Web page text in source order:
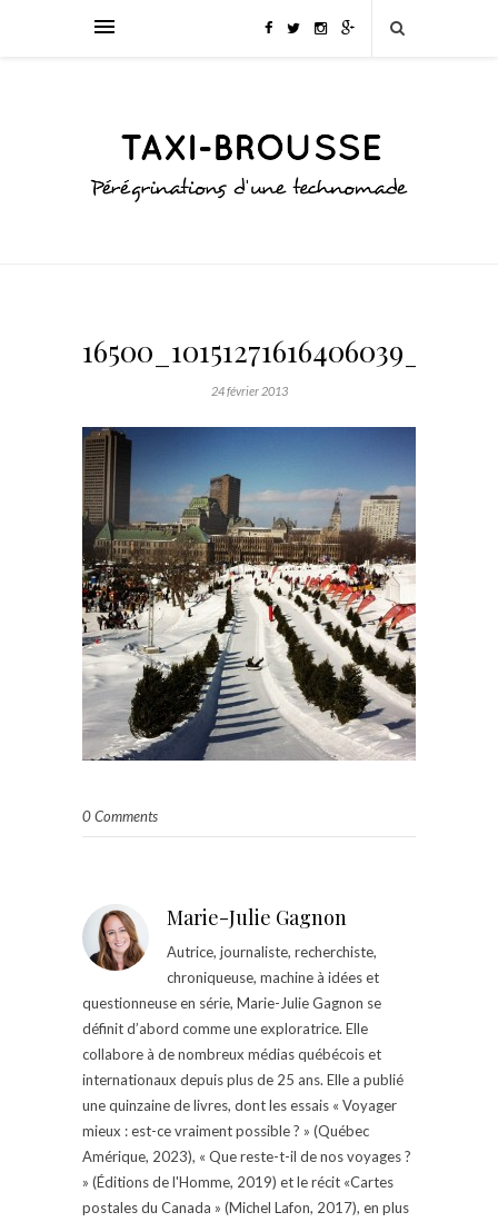
24 février 2013
0 Comments
Marie-Julie Gagnon
Autrice, journaliste, recherchiste,
chroniqueuse, machine à idées et
questionneuse en série, Marie-Julie Gagnon se
définit d’abord comme une exploratrice. Elle
collabore à de nombreux médias québécois et
internationaux depuis plus de 25 ans. Elle a publié
une quinzaine de livres, dont les essais « Voyager
mieux : est-ce vraiment possible ? » (Québec
Amérique, 2023), « Que reste-t-il de nos voyages ?
» (Éditions de l'Homme, 2019) et le récit «Cartes
postales du Canada » (Michel Lafon, 2017), en plus